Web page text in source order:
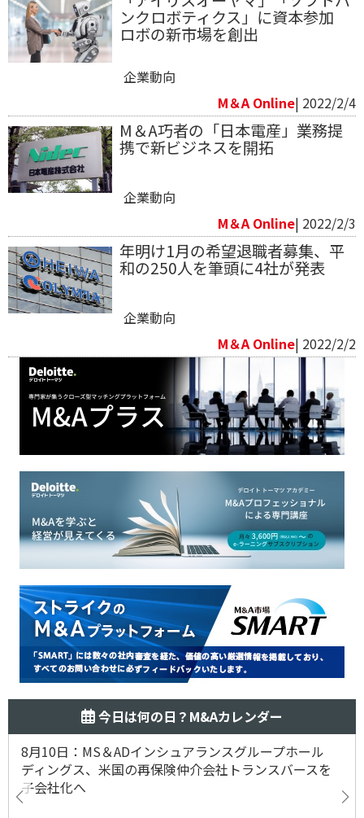
ンクロボティクス」に資本参加
ロボの新市場を創出
企業動向
M＆A Online| 2022/2/4
M＆A巧者の「日本電産」業務提
携で新ビジネスを開拓
企業動向
M＆A Online| 2022/2/3
年明け1月の希望退職者募集、平
和の250人を筆頭に4社が発表
企業動向
M＆A Online| 2022/2/2
今日は何の日？M&Aカレンダー
8月10日：MS＆ADインシュアランスグループホール
ディングス、米国の再保険仲介会社トランスバースを
子会社化へ